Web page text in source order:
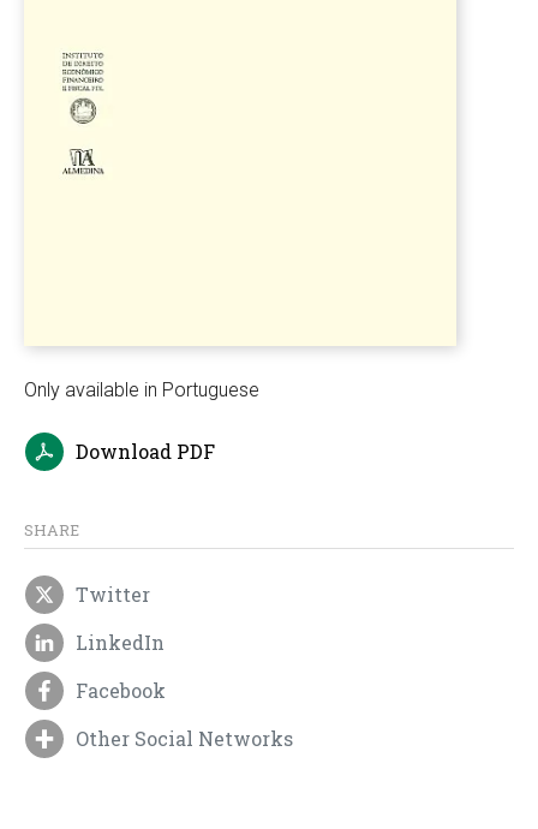
Only available in Portuguese
Download PDF
SHARE
Twitter
LinkedIn
Facebook
Other Social Networks